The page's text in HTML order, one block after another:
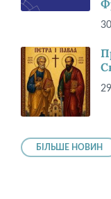
БІЛЬШЕ НОВИН